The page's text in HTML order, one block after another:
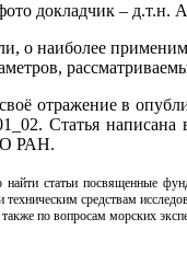
докладчик – д.т.н.
о наиболее
отражение в
Статья
РАН.
статьи посвященные
средствам
по вопросам морских